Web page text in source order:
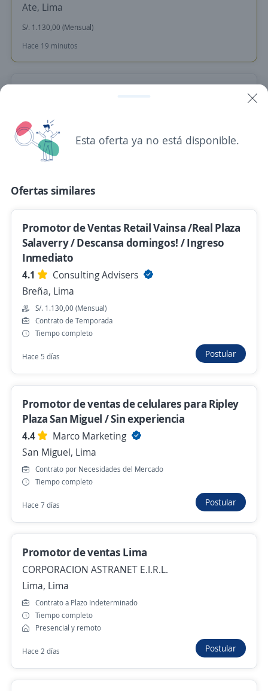
Ate, Lima
S/. 1.130,00 (Mensual)
Hace 19 minutos
4,3
Lima, Lima
Hace 28 minutos
Importante empresa del sector
Chaclacayo, Lima
Remoto
Hace 14 minutos
Oncocenter Tratamiento /AUNA / Atención
al cliente
La Molina, Lima
S/. 1.130,00 (Mensual)
Hace 4 minutos
Se precisa Urgente
Monitor de Calidad / Cobranzas / Bancos
3,9
San Isidro, Lima
Anterior
Nuevas ofertas de empleo
Empleos similares
Esta oferta ya no está disponible.
Ofertas similares
Promotor de Ventas Retail Vainsa /Real Plaza
Salaverry / Descansa domingos! / Ingreso
Inmediato
4.1
Consulting Advisers
Breña, Lima
S/. 1.130,00 (Mensual)
Contrato de Temporada
Tiempo completo
Hace 5 días Postular
Promotor de ventas de celulares para Ripley
Plaza San Miguel / Sin experiencia
4.4
Marco Marketing
San Miguel, Lima
Contrato por Necesidades del Mercado
Tiempo completo
Hace 7 días Postular
Promotor de ventas Lima
CORPORACION ASTRANET E.I.R.L.
Lima, Lima
Contrato a Plazo Indeterminado
Tiempo completo
Presencial y remoto
Hace 2 días Postular